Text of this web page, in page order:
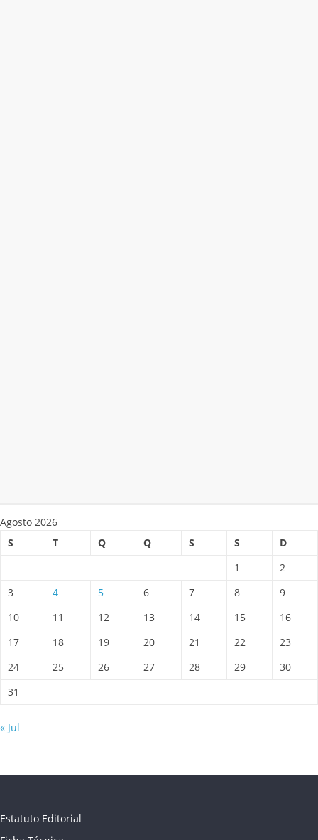
Agosto 2026
S
T Q Q S S
D
1
2
3
4 5 6 7 8
9
10
11 12 13 14 15
16
17
18 19 20 21 22
23
24
25 26 27 28 29
30
31
« Jul
Estatuto Editorial